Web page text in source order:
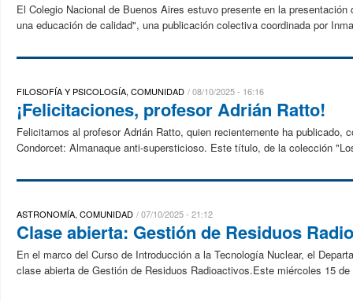
El Colegio Nacional de Buenos Aires estuvo presente en la
una educación de calidad", una publicación colectiva coordinada por
FILOSOFÍA Y PSICOLOGÍA, COMUNIDAD 08/10/2025 - 16:16
¡Felicitaciones, profesor Adrián Ratto!
Felicitamos al profesor Adrián Ratto, quien recientemente ha
Condorcet: Almanaque anti-supersticioso. Este título, de la colección
ASTRONOMÍA, COMUNIDAD 07/10/2025 - 21:12
Clase abierta: Gestión de Residuos
En el marco del Curso de Introducción a la Tecnología Nuclear, el
clase abierta de Gestión de Residuos Radioactivos.Este miércoles 15